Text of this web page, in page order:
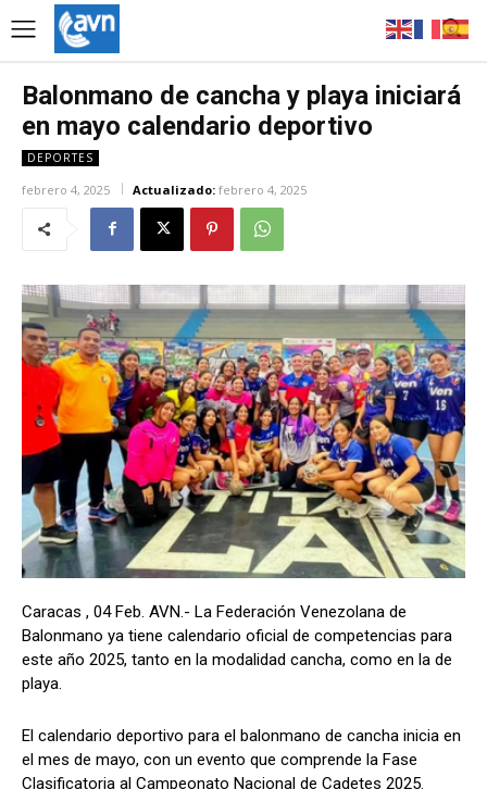
Balonmano de cancha y playa iniciará
en mayo calendario deportivo
DEPORTES
febrero 4, 2025 Actualizado: febrero 4, 2025
Caracas , 04 Feb. AVN.- La Federación Venezolana de
Balonmano ya tiene calendario oficial de competencias para
este año 2025, tanto en la modalidad cancha, como en la de
playa.
El calendario deportivo para el balonmano de cancha inicia en
el mes de mayo, con un evento que comprende la Fase
Clasificatoria al Campeonato Nacional de Cadetes 2025.